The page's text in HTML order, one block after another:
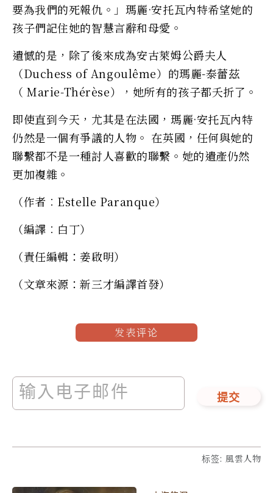
要為我們的死報仇。」瑪麗·安托瓦內特希望她的
孩子們記住她的智慧言辭和母愛。
遺憾的是，除了後來成為安古萊姆公爵夫人
（Duchess of Angoulême）的瑪麗-泰蕾茲
（ Marie-Thérèse），她所有的孩子都夭折了。
即使直到今天，尤其是在法國，瑪麗·安托瓦內特
仍然是一個有爭議的人物。 在英國，任何與她的
聯繫都不是一種討人喜歡的聯繫。她的遺產仍然
更加複雜。
（作者︰Estelle Paranque）
（編譯︰白丁）
（責任編輯：姜啟明）
（文章來源：新三才編譯首發）
发表评论
提交
标签: 風雲人物